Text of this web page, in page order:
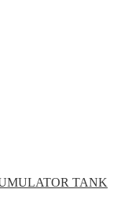
TANK